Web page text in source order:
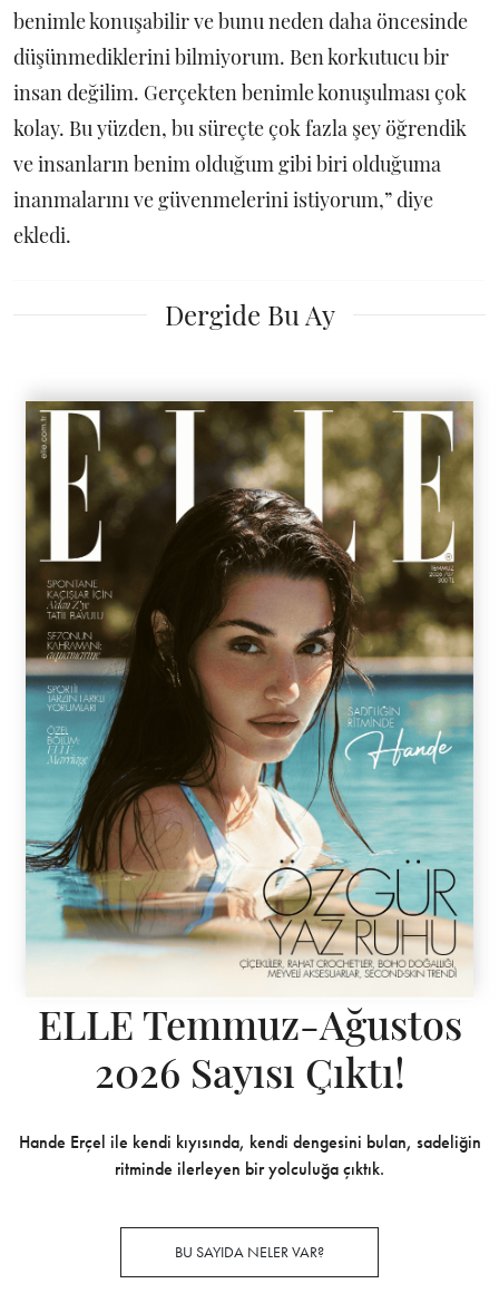
benimle konuşabilir ve bunu neden daha öncesinde
düşünmediklerini bilmiyorum. Ben korkutucu bir
insan değilim. Gerçekten benimle konuşulması çok
kolay. Bu yüzden, bu süreçte çok fazla şey öğrendik
ve insanların benim olduğum gibi biri olduğuma
inanmalarını ve güvenmelerini istiyorum,” diye
ekledi.
Dergide Bu Ay
ELLE Temmuz-Ağustos
2026 Sayısı Çıktı!
Hande Erçel ile kendi kıyısında, kendi dengesini bulan, sadeliğin
ritminde ilerleyen bir yolculuğa çıktık.
BU SAYIDA NELER VAR?